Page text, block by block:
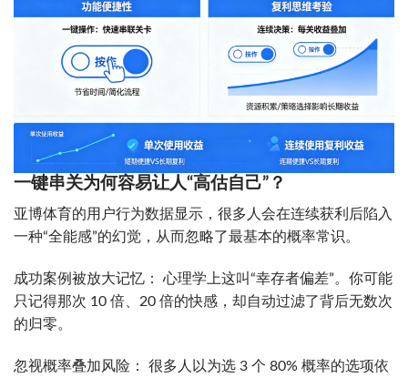
一键串关为何容易让人“高估自己”？
亚博体育的用户行为数据显示，很多人会在连续获利后陷入
一种“全能感”的幻觉，从而忽略了最基本的概率常识。
成功案例被放大记忆： 心理学上这叫“幸存者偏差”。你可能
只记得那次 10 倍、20 倍的快感，却自动过滤了背后无数次
的归零。
忽视概率叠加风险： 很多人以为选 3 个 80% 概率的选项依